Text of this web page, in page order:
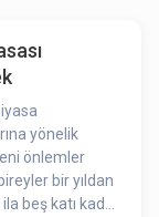
yönelik
önlemler
bir yıldan
beş katı kadar